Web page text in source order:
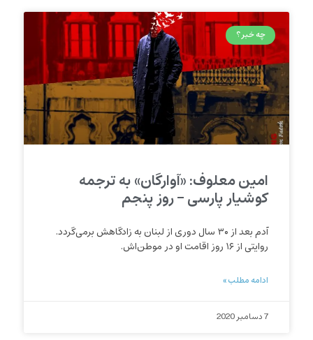
چه خبر؟
امین معلوف: «آوارگان» به ترجمه
کوشیار پارسی – روز پنجم
آدم بعد از ۳۰ سال دوری از لبنان به زادگاهش برمی‌گردد.
روایتی از ۱۶ روز اقامت او در موطن‌اش.
ادامه مطلب »
7 دسامبر 2020